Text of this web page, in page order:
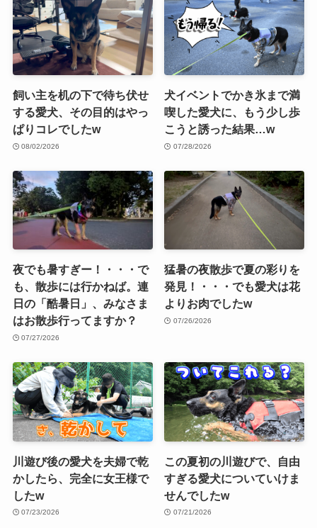
飼い主を机の下で待ち伏せ
する愛犬、その目的はやっ
ぱりコレでしたw
08/02/2026
犬イベントでかき氷まで満
喫した愛犬に、もう少し歩
こうと誘った結果…w
07/28/2026
夜でも暑すぎー！・・・で
も、散歩には行かねば。連
日の「酷暑日」、みなさま
はお散歩行ってますか？
07/27/2026
猛暑の夜散歩で夏の彩りを
発見！・・・でも愛犬は花
よりお肉でしたw
07/26/2026
川遊び後の愛犬を夫婦で乾
かしたら、完全に女王様で
したw
07/23/2026
この夏初の川遊びで、自由
すぎる愛犬についていけま
せんでしたw
07/21/2026